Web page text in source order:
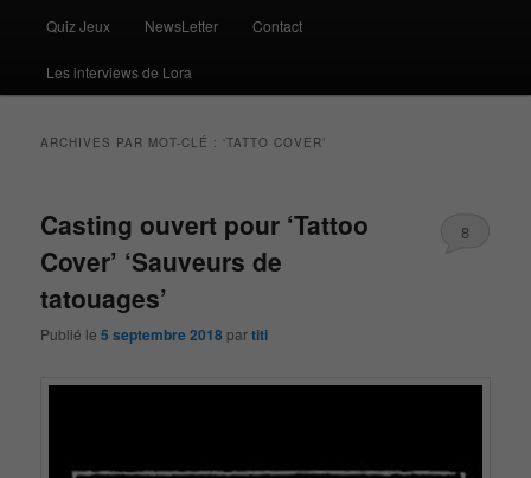
Quiz Jeux NewsLetter Contact
Les interviews de Lora
ARCHIVES PAR MOT-CLÉ : ‘TATTO COVER’
Casting ouvert pour ‘Tattoo
Cover’ ‘Sauveurs de
tatouages’
Publié le5 septembre 2018 partiti
8